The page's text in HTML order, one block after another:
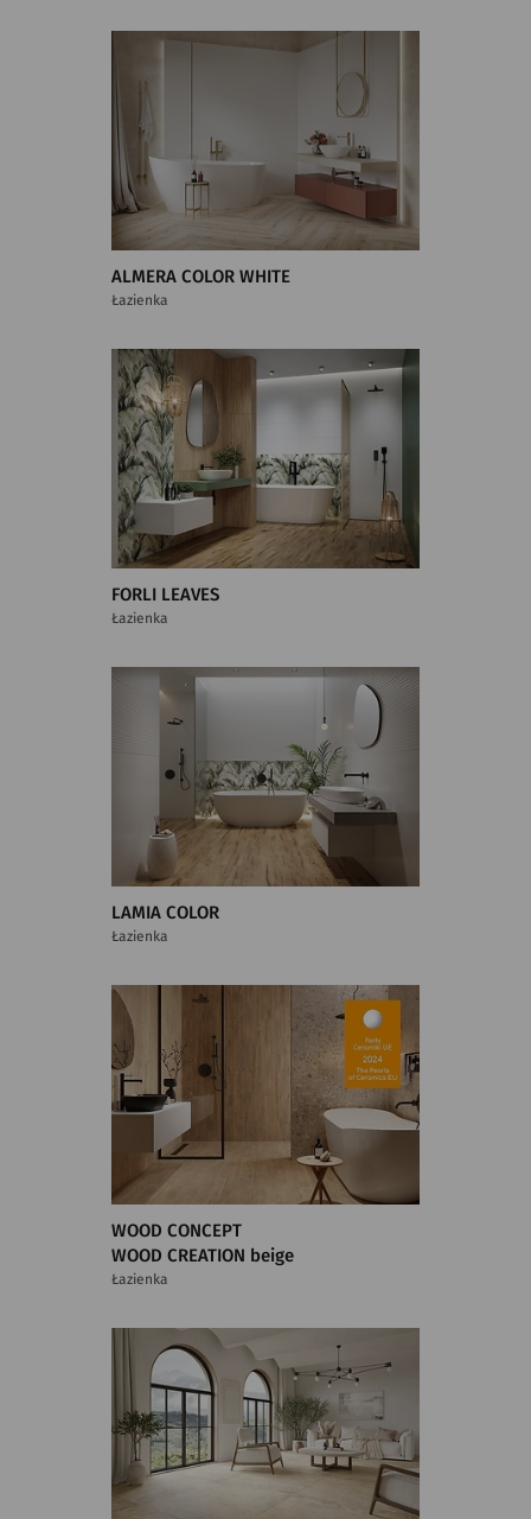
ALMERA COLOR WHITE
Łazienka
FORLI LEAVES
Łazienka
LAMIA COLOR
Łazienka
WOOD CONCEPT
WOOD CREATION beige
Łazienka